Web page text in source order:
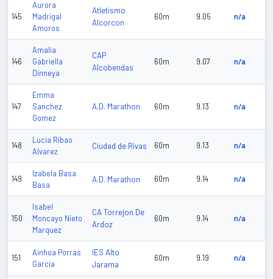
145
Aurora
Madrigal
Amoros
Atletismo
Alcorcon
60m 9.05 n/a
146
Amalia
Gabriella
Dinneya
CAP
Alcobendas
60m 9.07 n/a
147
Emma
Sanchez
Gomez
A.D. Marathon 60m 9.13 n/a
148
Lucia Ribao
Alvarez
Ciudad de Rivas 60m 9.13 n/a
149
Izabela Basa
Basa
A.D. Marathon 60m 9.14 n/a
150
Isabel
Moncayo Nieto
Marquez
CA Torrejon De
Ardoz
60m 9.14 n/a
151
Ainhoa Porras
Garcia
IES Alto
Jarama
60m 9.19 n/a